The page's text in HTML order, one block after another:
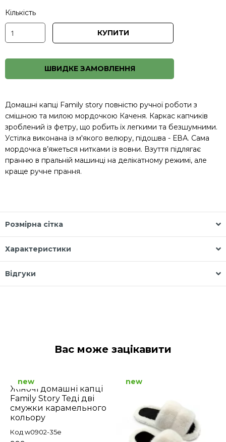
Кількість
КУПИТИ
ШВИДКЕ ЗАМОВЛЕННЯ
Домашні капці Family story повністю ручної роботи з
смішною та милою мордочкою Каченя. Каркас капчиків
зроблений із фетру, що робить їх легкими та безшумними.
Устілка виконана із м'якого велюру, підошва - ЕВА. Сама
мордочка в’яжеться нитками із вовни. Взуття підлягає
пранню в пральній машинці на делікатному режимі, але
краще ручне прання.
Розмірна сітка
Характеристики
Відгуки
Вас може зацікавити
Жіночі домашні капці
Family Story Теді дві
смужки карамельного
кольору
Код w0902-35e
new new